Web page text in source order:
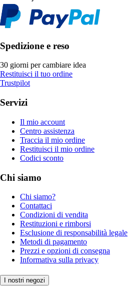
Spedizione e reso
30 giorni per cambiare idea
Restituisci il tuo ordine
Trustpilot
Servizi
Il mio account
Centro assistenza
Traccia il mio ordine
Restituisci il mio ordine
Codici sconto
Chi siamo
Chi siamo?
Contattaci
Condizioni di vendita
Restituzioni e rimborsi
Esclusione di responsabilità legale
Metodi di pagamento
Prezzi e opzioni di consegna
Informativa sulla privacy
I nostri negozi